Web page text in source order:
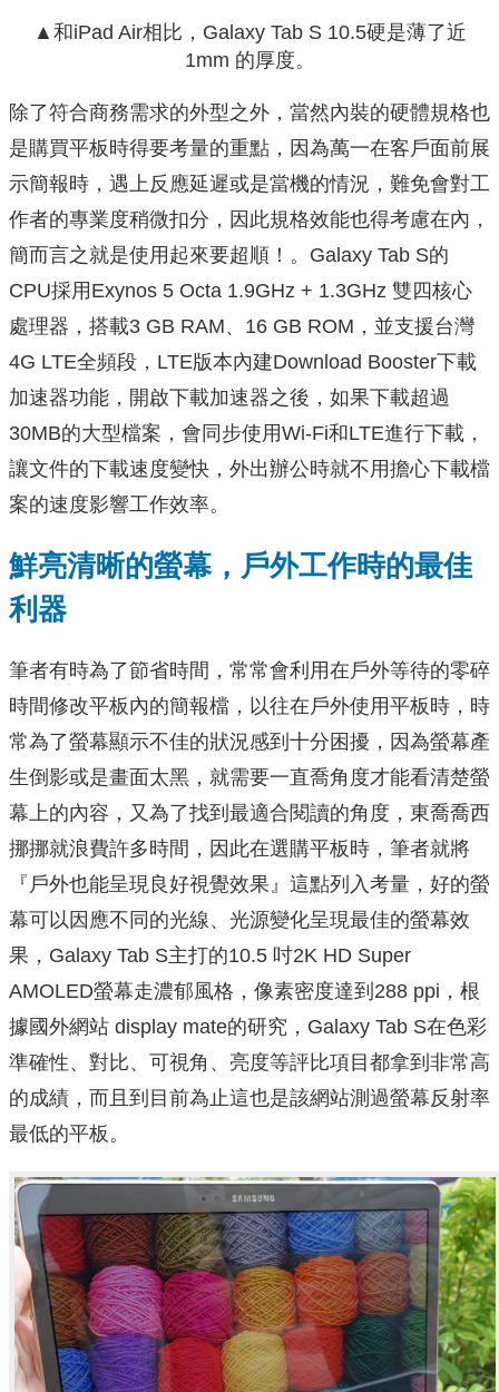
▲和iPad Air相比，Galaxy Tab S 10.5硬是薄了近
1mm 的厚度。
除了符合商務需求的外型之外，當然內裝的硬體規格也
是購買平板時得要考量的重點，因為萬一在客戶面前展
示簡報時，遇上反應延遲或是當機的情況，難免會對工
作者的專業度稍微扣分，因此規格效能也得考慮在內，
簡而言之就是使用起來要超順！。Galaxy Tab S的
CPU採用Exynos 5 Octa 1.9GHz + 1.3GHz 雙四核心
處理器，搭載3 GB RAM、16 GB ROM，並支援台灣
4G LTE全頻段，LTE版本內建Download Booster下載
加速器功能，開啟下載加速器之後，如果下載超過
30MB的大型檔案，會同步使用Wi-Fi和LTE進行下載，
讓文件的下載速度變快，外出辦公時就不用擔心下載檔
案的速度影響工作效率。
鮮亮清晰的螢幕，戶外工作時的最佳
利器
筆者有時為了節省時間，常常會利用在戶外等待的零碎
時間修改平板內的簡報檔，以往在戶外使用平板時，時
常為了螢幕顯示不佳的狀況感到十分困擾，因為螢幕產
生倒影或是畫面太黑，就需要一直喬角度才能看清楚螢
幕上的內容，又為了找到最適合閱讀的角度，東喬喬西
挪挪就浪費許多時間，因此在選購平板時，筆者就將
『戶外也能呈現良好視覺效果』這點列入考量，好的螢
幕可以因應不同的光線、光源變化呈現最佳的螢幕效
果，Galaxy Tab S主打的10.5 吋2K HD Super
AMOLED螢幕走濃郁風格，像素密度達到288 ppi，根
據國外網站 display mate的研究，Galaxy Tab S在色彩
準確性、對比、可視角、亮度等評比項目都拿到非常高
的成績，而且到目前為止這也是該網站測過螢幕反射率
最低的平板。